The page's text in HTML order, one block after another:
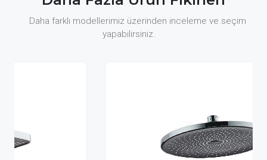
Daha farklı modellerimiz üzerinden inceleme ve seçim
yapabilirsiniz.